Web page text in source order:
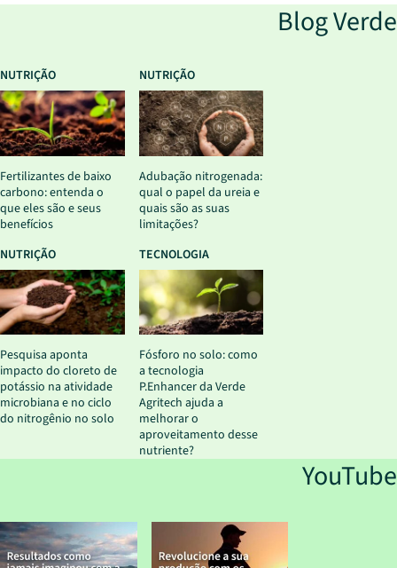
Blog Verde
NUTRIÇÃO
Fertilizantes de baixo
carbono: entenda o
que eles são e seus
benefícios
NUTRIÇÃO
Adubação nitrogenada:
qual o papel da ureia e
quais são as suas
limitações?
NUTRIÇÃO
Pesquisa aponta
impacto do cloreto de
potássio na atividade
microbiana e no ciclo
do nitrogênio no solo
TECNOLOGIA
Fósforo no solo: como
a tecnologia
P.Enhancer da Verde
Agritech ajuda a
melhorar o
aproveitamento desse
nutriente?
YouTube